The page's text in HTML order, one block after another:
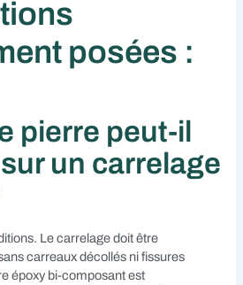
posées :
pierre peut-il
un carrelage
Le carrelage doit être
carreaux décollés ni fissures
époxy bi-composant est